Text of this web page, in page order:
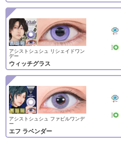
アシストシュシュ リシェイドワン
デー
ウィッチグラス
アシストシュシュ ファビルワンデ
ー
エフ ラベンダー